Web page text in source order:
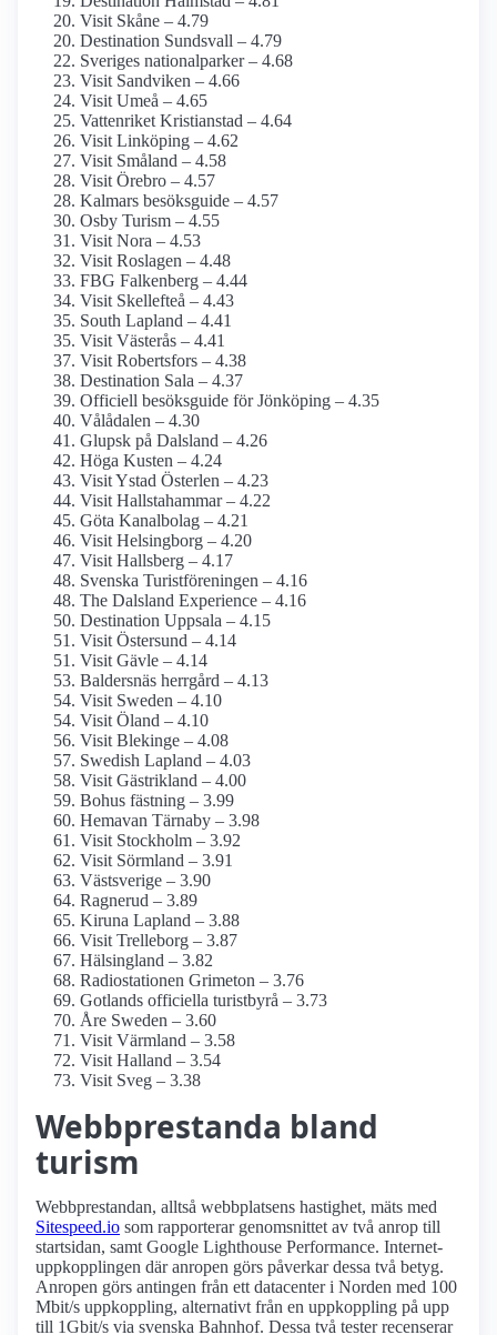
Visit Skåne – 4.79
Destination Sundsvall – 4.79
Sveriges nationalparker – 4.68
Visit Sandviken – 4.66
Visit Umeå – 4.65
Vattenriket Kristianstad – 4.64
Visit Linköping – 4.62
Visit Småland – 4.58
Visit Örebro – 4.57
Kalmars besöksguide – 4.57
Osby Turism – 4.55
Visit Nora – 4.53
Visit Roslagen – 4.48
FBG Falkenberg – 4.44
Visit Skellefteå – 4.43
South Lapland – 4.41
Visit Västerås – 4.41
Visit Robertsfors – 4.38
Destination Sala – 4.37
Officiell besöksguide för Jönköping – 4.35
Vålådalen – 4.30
Glupsk på Dalsland – 4.26
Höga Kusten – 4.24
Visit Ystad Österlen – 4.23
Visit Hallstahammar – 4.22
Göta Kanalbolag – 4.21
Visit Helsingborg – 4.20
Visit Hallsberg – 4.17
Svenska Turistföreningen – 4.16
The Dalsland Experience – 4.16
Destination Uppsala – 4.15
Visit Östersund – 4.14
Visit Gävle – 4.14
Baldersnäs herrgård – 4.13
Visit Sweden – 4.10
Visit Öland – 4.10
Visit Blekinge – 4.08
Swedish Lapland – 4.03
Visit Gästrikland – 4.00
Bohus fästning – 3.99
Hemavan Tärnaby – 3.98
Visit Stockholm – 3.92
Visit Sörmland – 3.91
Västsverige – 3.90
Ragnerud – 3.89
Kiruna Lapland – 3.88
Visit Trelleborg – 3.87
Hälsingland – 3.82
Radiostationen Grimeton – 3.76
Gotlands officiella turistbyrå – 3.73
Åre Sweden – 3.60
Visit Värmland – 3.58
Visit Halland – 3.54
Visit Sveg – 3.38
Webbprestanda bland
turism
Webbprestandan, alltså webbplatsens hastighet, mäts med
Sitespeed.io som rapporterar genomsnittet av två anrop till
startsidan, samt Google Lighthouse Performance. Internet­
uppkopplingen där anropen görs påverkar dessa två betyg.
Anropen görs antingen från ett datacenter i Norden med 100
Mbit/s uppkoppling, alternativt från en uppkoppling på upp
till 1Gbit/s via svenska Bahnhof. Dessa två tester recenserar